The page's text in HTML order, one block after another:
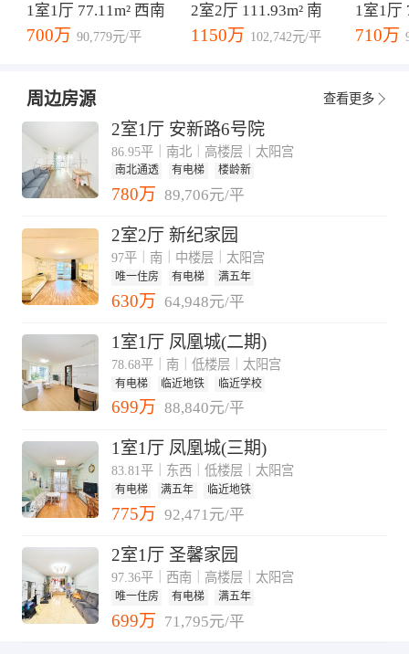
1室1厅 77.11m² 西南
700万 90,779元/平
2室2厅 111.93m² 南
1150万 102,742元/平
1室1厅
710万
周边房源 查看更多
2室1厅 安新路6号院
86.95平｜南北｜高楼层｜太阳宫
南北通透 有电梯 楼龄新
780万 89,706元/平
2室2厅 新纪家园
97平｜南｜中楼层｜太阳宫
唯一住房 有电梯 满五年
630万 64,948元/平
1室1厅 凤凰城(二期)
78.68平｜南｜低楼层｜太阳宫
有电梯 临近地铁 临近学校
699万 88,840元/平
1室1厅 凤凰城(三期)
83.81平｜东西｜低楼层｜太阳宫
有电梯 满五年 临近地铁
775万 92,471元/平
2室1厅 圣馨家园
97.36平｜西南｜高楼层｜太阳宫
唯一住房 有电梯 满五年
699万 71,795元/平